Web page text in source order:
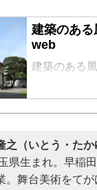
建築のあ
web
建築のある
之（いとう・たか
県生まれ。早稲
。舞台美術をてが